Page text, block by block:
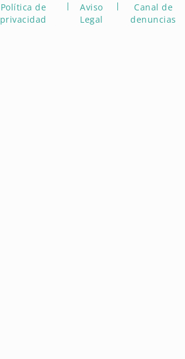
Política de
privacidad
Aviso
Legal
Canal de
denuncias